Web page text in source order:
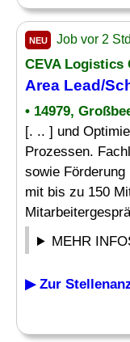
NEU Job vor 2
CEVA Logistics
Area Lead/
• 14979,
[. .. ] und
Prozessen.
sowie Förderung
mit bis zu 150
MEHR
▶ Zur